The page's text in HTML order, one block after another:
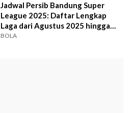
Jadwal Persib Bandung Super
League 2025: Daftar Lengkap
Laga dari Agustus 2025 hingga
Mei 2026
BOLA